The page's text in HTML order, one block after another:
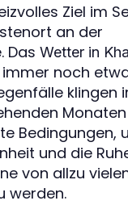
Ziel im
an der
Das Wetter in
immer noch
klingen
Bedingungen,
und die
von allzu
werden.